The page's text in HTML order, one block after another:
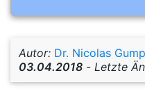
Autor: Dr. Nicolas
03.04.2018 - Letzte